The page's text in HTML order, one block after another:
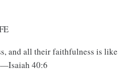
and all their faithfulness is like
—Isaiah 40:6